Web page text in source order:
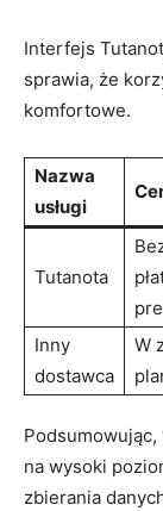
Interfejs
sprawia, że
komfortowe.
Nazwa
usługi
Tutanota
Inny
dostawca
W
na wysoki
zbierania